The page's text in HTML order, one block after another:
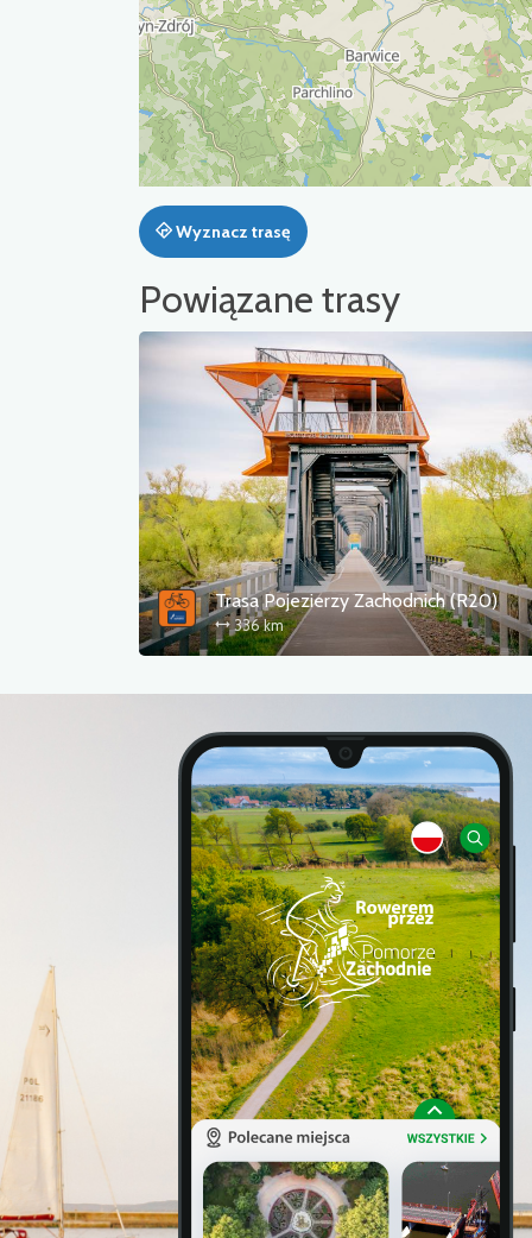
Wyznacz trasę
Powiązane trasy
Trasa Pojezierzy Zachodnich (R20)
336 km